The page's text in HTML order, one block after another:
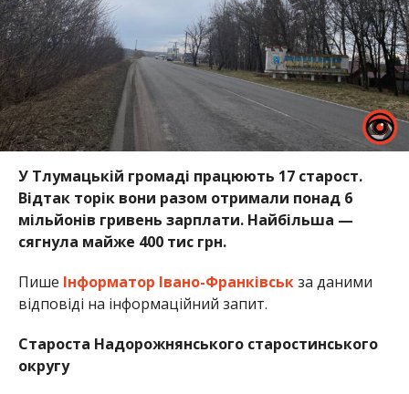
У Тлумацькій громаді працюють 17 старост.
Відтак торік вони разом отримали понад 6
мільйонів гривень зарплати. Найбільша —
сягнула майже 400 тис грн.
Пише Інформатор Івано-Франківськза даними
відповіді на інформаційний запит.
Староста Надорожнянського старостинського
округу